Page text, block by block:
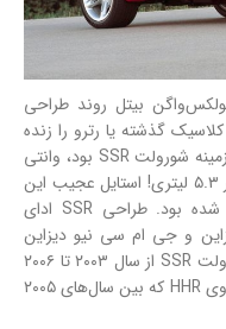
۵۰۰، مینی و فولکس‌واگن بیتل روند طراحی
گذشته یا رترو را زنده
کردند. یکی از عجیب‌ترین نمونه‌ها در این زمینه شورولت SSR بود، وانتی
با سقف سخت تاشونده و پیشرانه ۸ سیلندر ۵.۳ لیتری! استایل عجیب این
خودرو با برخی ویژگی‌های مدرن ترکیب شده بود. طراحی SSR ادای
و جی ام سی نیو دیزاین
دهه ۴۰ و ۵۰ میلادی محسوب می‌شد. شورولت SSR از سال ۲۰۰۳ تا ۲۰۰۶
تولید شد و به همین خاطر با کراس اوور رتروی HHR که بین سال‌های ۲۰۰۵